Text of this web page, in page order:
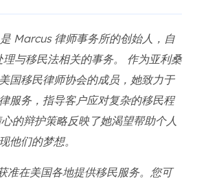
是 Marcus 律师事务所的创始人，自
理与移民法相关的事务。 作为亚利桑
国移民律师协会的成员，她致力于
服务，指导客户应对复杂的移民程
的辩护策略反映了她渴望帮助个人
他们的梦想。
在美国各地提供移民服务。您可